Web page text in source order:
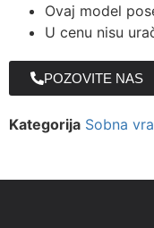
Ovaj model
U cenu nisu
POZOVITE NAS
Kategorija Sobna